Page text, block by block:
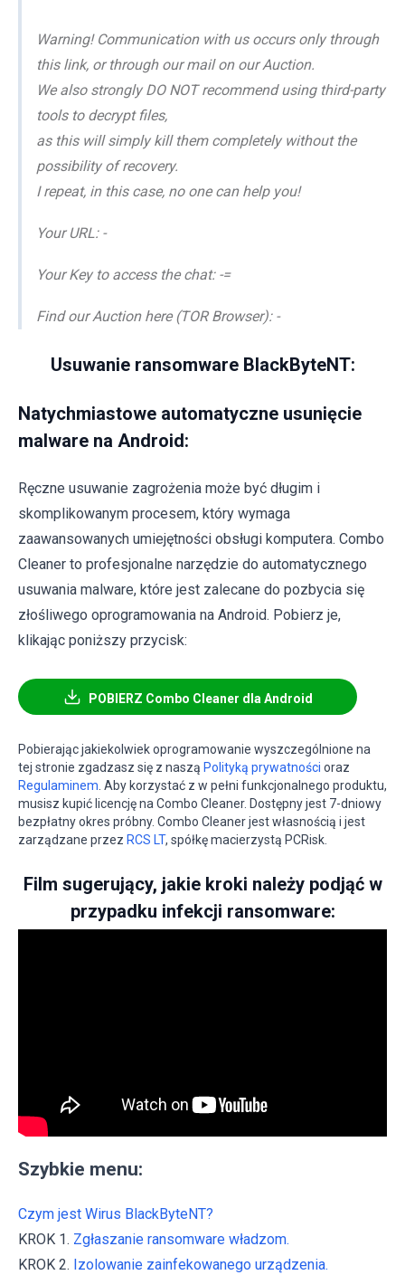
Warning! Communication with us occurs only through
this link, or through our mail on our Auction.
We also strongly DO NOT recommend using third-party
tools to decrypt files,
as this will simply kill them completely without the
possibility of recovery.
I repeat, in this case, no one can help you!
Your URL: -
Your Key to access the chat: -=
Find our Auction here (TOR Browser): -
Usuwanie ransomware BlackByteNT:
Natychmiastowe automatyczne usunięcie
malware na Android:
Ręczne usuwanie zagrożenia może być długim i
skomplikowanym procesem, który wymaga
zaawansowanych umiejętności obsługi komputera. Combo
Cleaner to profesjonalne narzędzie do automatycznego
usuwania malware, które jest zalecane do pozbycia się
złośliwego oprogramowania na Android. Pobierz je,
klikając poniższy przycisk:
POBIERZ Combo Cleaner dla Android
Pobierając jakiekolwiek oprogramowanie wyszczególnione na
tej stronie zgadzasz się z naszą Polityką prywatności oraz
Regulaminem . Aby korzystać z w pełni funkcjonalnego produktu,
musisz kupić licencję na Combo Cleaner. Dostępny jest 7-dniowy
bezpłatny okres próbny. Combo Cleaner jest własnością i jest
zarządzane przez RCS LT, spółkę macierzystą PCRisk.
Film sugerujący, jakie kroki należy podjąć w
przypadku infekcji ransomware:
Szybkie menu:
Czym jest Wirus BlackByteNT?
KROK 1. Zgłaszanie ransomware władzom.
KROK 2. Izolowanie zainfekowanego urządzenia.